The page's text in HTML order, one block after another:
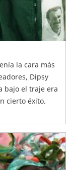
la cara más
Dipsy
bajo el traje era
cierto éxito.